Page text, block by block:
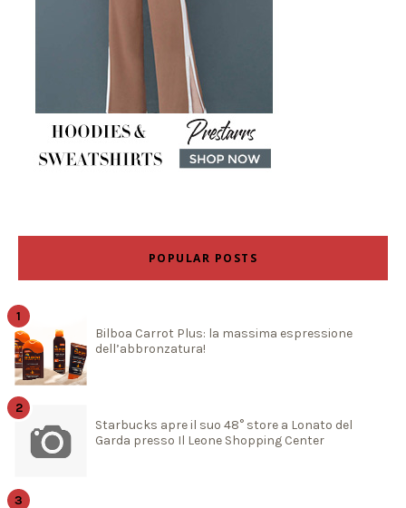
POPULAR POSTS
Bilboa Carrot Plus: la massima espressione
dell’abbronzatura!
Starbucks apre il suo 48° store a Lonato del
Garda presso Il Leone Shopping Center